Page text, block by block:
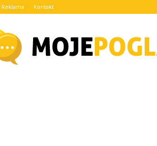
Reklama Kontakt